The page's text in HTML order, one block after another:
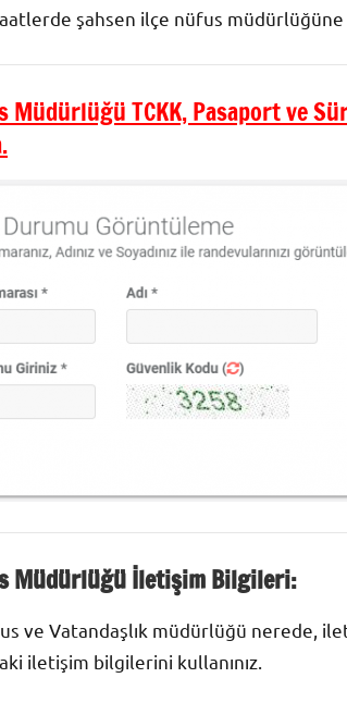
şahsen ilçe nüfus
Müdürlüğü TCKK, Pasaport ve
Müdürlüğü İletişim Bilgileri:
ve Vatandaşlık müdürlüğü nerede,
iletişim bilgilerini kullanınız.